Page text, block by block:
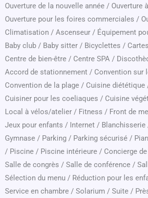
Ouverture de la nouvelle année / Ouverture
Ouverture pour les foires commerciales /
Climatisation / Ascenseur / Équipement
Baby club / Baby sitter / Bicyclettes /
Centre de bien-être / Centre SPA /
Accord de stationnement / Convention sur
Convention de la plage / Cuisine diététique
Cuisiner pour les coeliaques / Cuisine
Local à vélos/atelier / Fitness / Front de
Jeux pour enfants / Internet / Blanchisserie
Gymnase / Parking / Parking sécurisé /
/ Piscine / Piscine intérieure / Concierge
Salle de congrès / Salle de conférence /
Sélection du menu / Réduction pour les
Service en chambre / Solarium / Suite /